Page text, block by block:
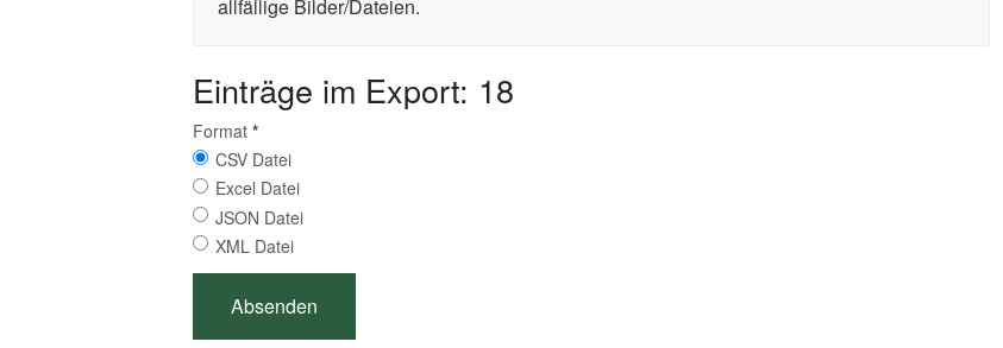
allfällige Bilder/Dateien.
Einträge im Export: 18
Format *
CSV Datei
Excel Datei
JSON Datei
XML Datei